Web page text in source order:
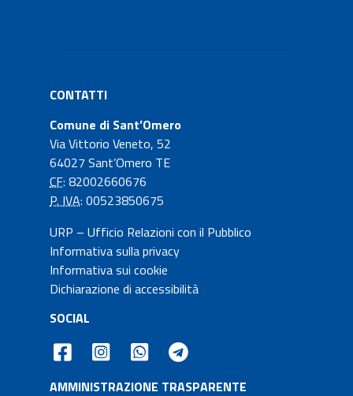
CONTATTI
Comune di Sant’Omero
Via Vittorio Veneto, 52
64027 Sant’Omero TE
CF: 82002660676
P. IVA: 00523850675
URP – Ufficio Relazioni con il Pubblico
Informativa sulla privacy
Informativa sui cookie
Dichiarazione di accessibilità
SOCIAL
AMMINISTRAZIONE TRASPARENTE